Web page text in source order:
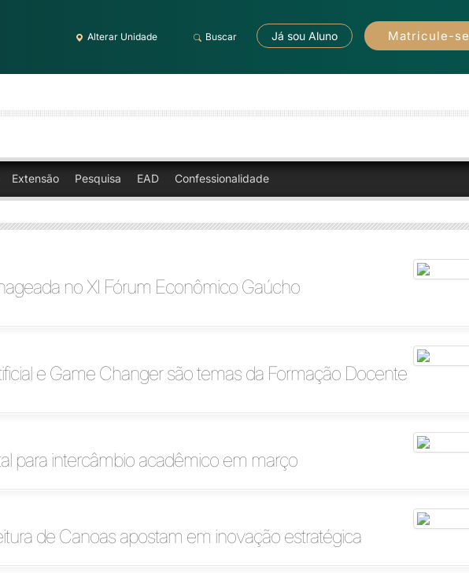
Alterar Unidade Buscar Já sou Aluno Matricule-se
Extensão Pesquisa EAD Confessionalidade
no XI Fórum Econômico Gaúcho
e Game Changer são temas da Formação Docente
para intercâmbio acadêmico em março
de Canoas apostam em inovação estratégica